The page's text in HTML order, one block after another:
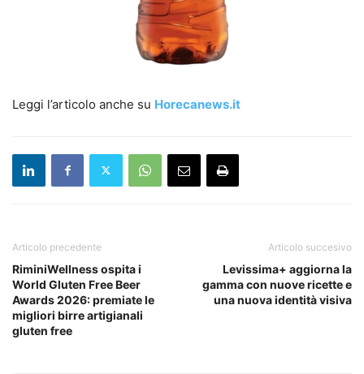
Leggi l’articolo anche su Horecanews.it
Articolo precedente
RiminiWellness ospita i
World Gluten Free Beer
Awards 2026: premiate le
migliori birre artigianali
gluten free
Articolo succesivo
Levissima+ aggiorna la
gamma con nuove ricette e
una nuova identità visiva